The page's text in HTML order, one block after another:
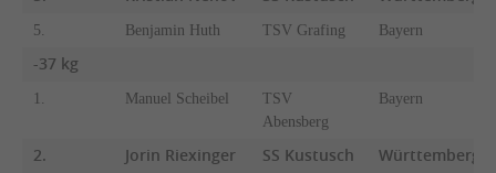
5. Benjamin Huth TSV Grafing Bayern
-37 kg
1. Manuel Scheibel
TSV
Abensberg
Bayern
2. Jorin Riexinger SS Kustusch Württemberg